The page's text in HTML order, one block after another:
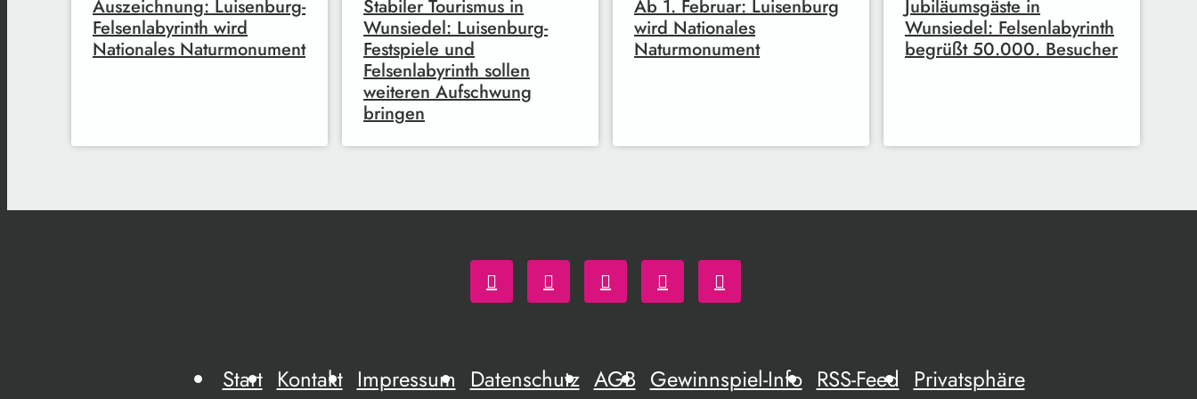
Auszeichnung: Luisenburg-
Felsenlabyrinth wird
Nationales Naturmonument
Stabiler Tourismus in
Wunsiedel: Luisenburg-
Festspiele und
Felsenlabyrinth sollen
weiteren Aufschwung
bringen
Ab 1. Februar: Luisenburg
wird Nationales
Naturmonument
Jubiläumsgäste in
Wunsiedel: Felsenlabyrinth
begrüßt 50.000. Besucher
Start Kontakt Impressum Datenschutz AGB Gewinnspiel-Info RSS-Feed Privatsphäre